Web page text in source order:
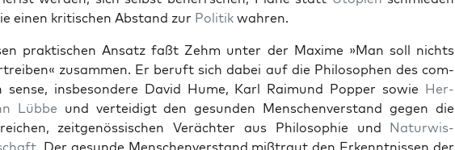
einen kri­tis­chen Abstand zur Poli­tikwahren.
prak­tis­chen Ansatz faßt Zehm unter der Maxime »Man soll nichts
zusam­men. Er beruft sich dabei auf die Philosophen des com­
sense, ins­beson­dere David Hume, Karl Raimund Pop­per sowie Her­
Lübbe und vertei­digt den gesun­den Men­schen­ver­stand gegen die
zeit­genös­sis­chen Verächter aus Philoso­phie und Natur­wis­
. Der gesunde Men­schen­ver­stand miß­traut den Erken­nt­nis­sen der